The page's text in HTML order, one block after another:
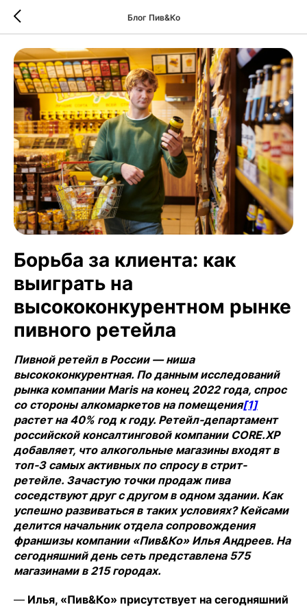
Блог Пив&Ко
Борьба за клиента: как
выиграть на
высококонкурентном рынке
пивного ретейла
Пивной ретейл в России — ниша
высококонкурентная. По данным исследований
рынка компании Maris на конец 2022 года, спрос
со стороны алкомаркетов на помещения[1]
растет на 40% год к году. Ретейл-департамент
российской консалтинговой компании CORE.XP
добавляет, что алкогольные магазины входят в
топ-3 самых активных по спросу в стрит-
ретейле. Зачастую точки продаж пива
соседствуют друг с другом в одном здании. Как
успешно развиваться в таких условиях? Кейсами
делится начальник отдела сопровождения
франшизы компании «Пив&Ко» Илья Андреев. На
сегодняшний день сеть представлена 575
магазинами в 215 городах.
— Илья, «Пив&Ко» присутствует на сегодняшний